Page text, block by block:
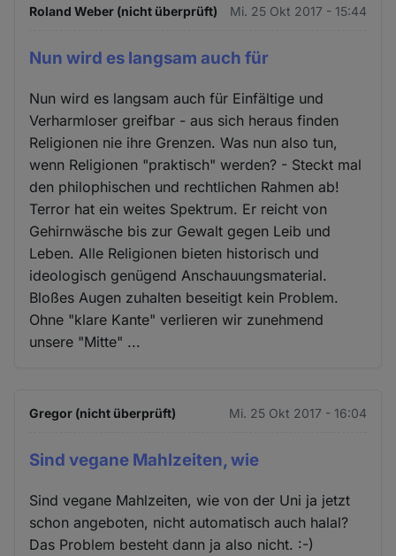
Roland Weber (nicht überprüft) Mi. 25 Okt 2017 - 15:44
Nun wird es langsam auch für
Nun wird es langsam auch für Einfältige und
Verharmloser greifbar - aus sich heraus finden
Religionen nie ihre Grenzen. Was nun also tun,
wenn Religionen "praktisch" werden? - Steckt mal
den philophischen und rechtlichen Rahmen ab!
Terror hat ein weites Spektrum. Er reicht von
Gehirnwäsche bis zur Gewalt gegen Leib und
Leben. Alle Religionen bieten historisch und
ideologisch genügend Anschauungsmaterial.
Bloßes Augen zuhalten beseitigt kein Problem.
Ohne "klare Kante" verlieren wir zunehmend
unsere "Mitte" ...
Gregor (nicht überprüft) Mi. 25 Okt 2017 - 16:04
Sind vegane Mahlzeiten, wie
Sind vegane Mahlzeiten, wie von der Uni ja jetzt
schon angeboten, nicht automatisch auch halal?
Das Problem besteht dann ja also nicht. :-)